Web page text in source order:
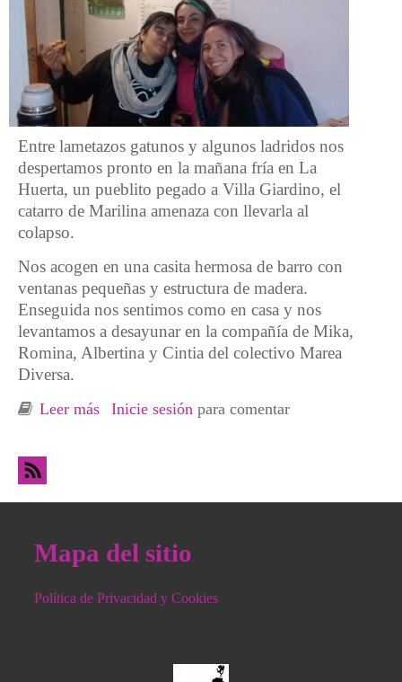
Entre lametazos gatunos y algunos ladridos nos
despertamos pronto en la mañana fría en La
Huerta, un pueblito pegado a Villa Giardino, el
catarro de Marilina amenaza con llevarla al
colapso.
Nos acogen en una casita hermosa de barro con
ventanas pequeñas y estructura de madera.
Enseguida nos sentimos como en casa y nos
levantamos a desayunar en la compañía de Mika,
Romina, Albertina y Cintia del colectivo Marea
Diversa.
Leer más sobre La violencia heteropatriarcal y estatal,
Inicie sesión para comentar
Mapa del sitio
Política de Privacidad y Cookies